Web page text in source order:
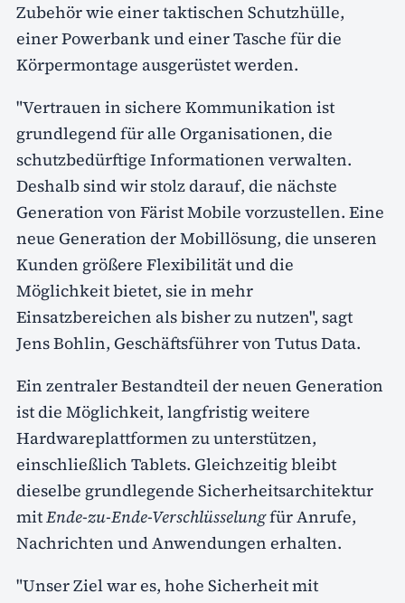
Zubehör wie einer taktischen Schutzhülle,
einer Powerbank und einer Tasche für die
Körpermontage ausgerüstet werden.
"Vertrauen in sichere Kommunikation ist
grundlegend für alle Organisationen, die
schutzbedürftige Informationen verwalten.
Deshalb sind wir stolz darauf, die nächste
Generation von Färist Mobile vorzustellen. Eine
neue Generation der Mobillösung, die unseren
Kunden größere Flexibilität und die
Möglichkeit bietet, sie in mehr
Einsatzbereichen als bisher zu nutzen", sagt
Jens Bohlin, Geschäftsführer von Tutus Data.
Ein zentraler Bestandteil der neuen Generation
ist die Möglichkeit, langfristig weitere
Hardwareplattformen zu unterstützen,
einschließlich Tablets. Gleichzeitig bleibt
dieselbe grundlegende Sicherheitsarchitektur
mitEnde-zu-Ende-Verschlüsselungfür Anrufe,
Nachrichten und Anwendungen erhalten.
"Unser Ziel war es, hohe Sicherheit mit